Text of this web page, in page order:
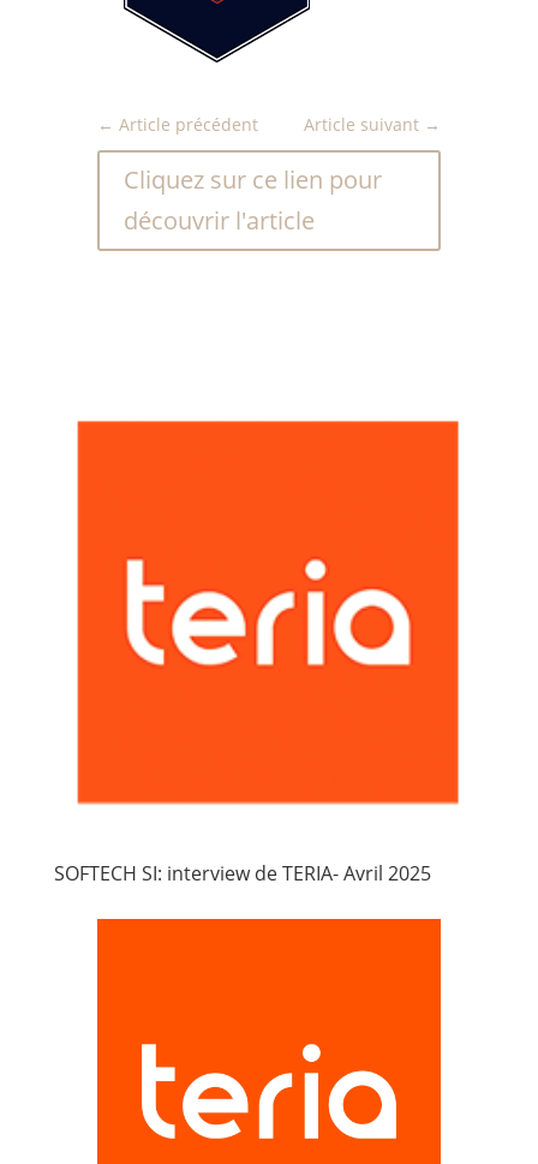
← Article précédent Article suivant →
Cliquez sur ce lien pour
découvrir l'article
SOFTECH SI: interview de TERIA- Avril 2025